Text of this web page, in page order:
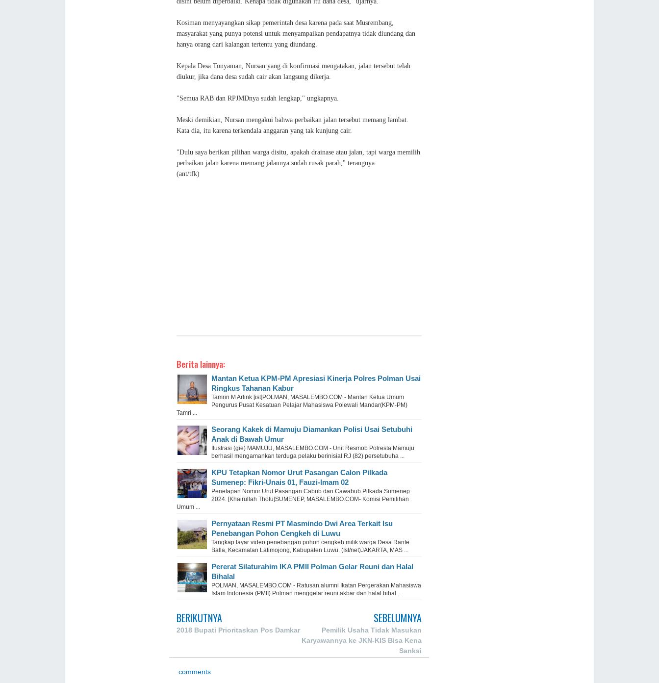
Kosiman menyayangkan sikap pemerintah desa karena pada saat Musrembang,
masyarakat yang punya potensi untuk menyampaikan pendapatnya tidak diundang dan
hanya orang dari kalangan tertentu yang diundang.
Kepala Desa Tonyaman, Nursan yang di konfirmasi mengatakan, jalan tersebut telah
diukur, jika dana desa sudah cair akan langsung dikerja.
"Semua RAB dan RPJMDnya sudah lengkap," ungkapnya.
Meski demikian, Nursan mengakui bahwa perbaikan jalan tersebut memang lambat.
Kata dia, itu karena terkendala anggaran yang tak kunjung cair.
"Dulu saya berikan pilihan warga disitu, apakah drainase atau jalan, tapi warga memilih
perbaikan jalan karena memang jalannya sudah rusak parah," terangnya.
(ant/tfk)
Berita lainnya:
Mantan Ketua KPM-PM Apresiasi Kinerja Polres Polman Usai
Ringkus Tahanan Kabur
Tamrin M Arlink [ist]POLMAN, MASALEMBO.COM - Mantan Ketua Umum
Pengurus Pusat Kesatuan Pelajar Mahasiswa Polewali Mandar(KPM-PM)
Tamri ...
Seorang Kakek di Mamuju Diamankan Polisi Usai Setubuhi
Anak di Bawah Umur
Ilustrasi (gie) MAMUJU, MASALEMBO.COM - Unit Resmob Polresta Mamuju
berhasil mengamankan terduga pelaku berinisial RJ (82) persetubuha ...
KPU Tetapkan Nomor Urut Pasangan Calon Pilkada
Sumenep: Fikri-Unais 01, Fauzi-Imam 02
Penetapan Nomor Urut Pasangan Cabub dan Cawabub Pilkada Sumenep
2024. [Khairullah Thofu]SUMENEP, MASALEMBO.COM- Komisi Pemilihan
Umum ...
Pernyataan Resmi PT Masmindo Dwi Area Terkait Isu
Penebangan Pohon Cengkeh di Luwu
Tangkap layar video penebangan pohon cengkeh milik warga Desa Rante
Balla, Kecamatan Latimojong, Kabupaten Luwu. (Ist/net)JAKARTA, MAS ...
Pererat Silaturahim IKA PMII Polman Gelar Reuni dan Halal
Bihalal
POLMAN, MASALEMBO.COM - Ratusan alumni Ikatan Pergerakan Mahasiswa
Islam Indonesia (PMII) Polman menggelar reuni akbar dan halal bihal ...
BERIKUTNYA
2018 Bupati Prioritaskan Pos Damkar
SEBELUMNYA
Pemilik Usaha Tidak Masukan
Karyawannya ke JKN-KIS Bisa Kena
Sanksi
comments